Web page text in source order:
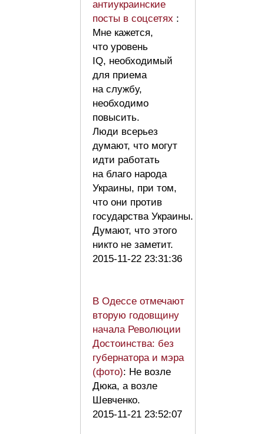
антиукраинские
посты в соцсетях :
Мне кажется,
что уровень
IQ, необходимый
для приема
на службу,
необходимо
повысить.
Люди всерьез
думают, что могут
идти работать
на благо народа
Украины, при том,
что они против
государства Украины.
Думают, что этого
никто не заметит.
2015-11-22 23:31:36
В Одессе отмечают
вторую годовщину
начала Революции
Достоинства: без
губернатора и мэра
(фото): Не возле
Дюка, а возле
Шевченко.
2015-11-21 23:52:07